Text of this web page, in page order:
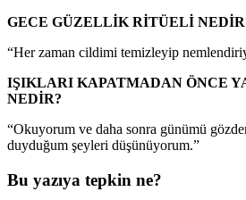
GECE GÜZELLİK RİTÜELİ
“Her zaman cildimi temizleyip
IŞIKLARI KAPATMADAN ÖNCE
NEDİR?
“Okuyorum ve daha sonra günümü
duyduğum şeyleri düşünüyorum.”
Bu yazıya tepkin ne?